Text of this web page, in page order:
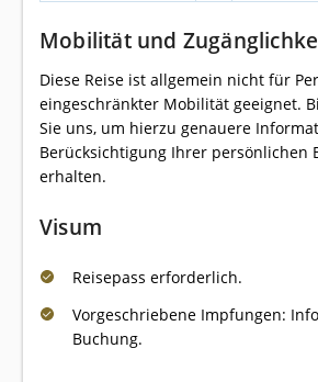
Mobilität und
Diese Reise ist allgemein nicht für
eingeschränkter Mobilität geeignet.
Sie uns, um hierzu genauere
Berücksichtigung Ihrer persönlichen
erhalten.
Visum
Reisepass erforderlich.
Vorgeschriebene Impfungen:
Buchung.